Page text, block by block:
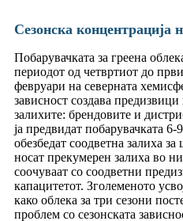
Сезонска концентрација
Побарувачката за греена
периодот од четвртиот до
февруари на северната
зависност создава
залихите: брендовите и
ја предвидат побарувачката
обезбедат соодветна залиха
носат прекумерен залиха во
соочуваат со соодветни
капацитетот. Зголеменото
како облека за три сезони
проблем со сезонската